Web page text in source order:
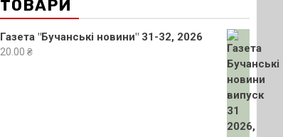
ТОВАРИ
Газета "Бучанські новини" 31-32, 2026
20.00 ₴